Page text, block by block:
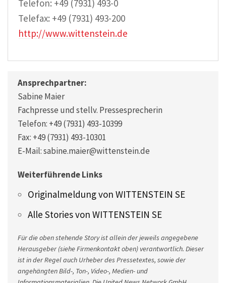
Telefon: +49 (7931) 493-0
Telefax: +49 (7931) 493-200
http://www.wittenstein.de
Ansprechpartner:
Sabine Maier
Fachpresse und stellv. Pressesprecherin
Telefon: +49 (7931) 493-10399
Fax: +49 (7931) 493-10301
E-Mail: sabine.maier@wittenstein.de
Weiterführende Links
Originalmeldung von WITTENSTEIN SE
Alle Stories von WITTENSTEIN SE
Für die oben stehende Story ist allein der jeweils angegebene
Herausgeber (siehe Firmenkontakt oben) verantwortlich. Dieser
ist in der Regel auch Urheber des Pressetextes, sowie der
angehängten Bild-, Ton-, Video-, Medien- und